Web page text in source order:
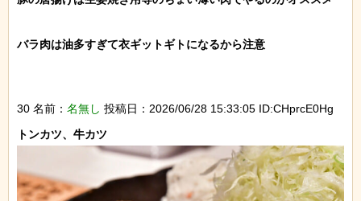
バラ肉は油多すぎて衣ギットギトになるから注意
30 名前： 名無し 投稿日：2026/06/28 15:33:05 ID:CHprcE0Hg